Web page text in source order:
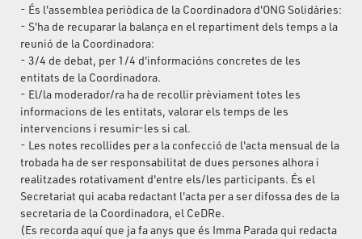
- És l'assemblea periòdica de la Coordinadora d'ONG Solidàries:
- S'ha de recuparar la balança en el repartiment dels temps a la
reunió de la Coordinadora:
- 3/4 de debat, per 1/4 d'informacións concretes de les
entitats de la Coordinadora.
- El/la moderador/ra ha de recollir prèviament totes les
informacions de les entitats, valorar els temps de les
intervencions i resumir-les si cal.
- Les notes recollides per a la confecció de l'acta mensual de la
trobada ha de ser responsabilitat de dues persones alhora i
realitzades rotativament d'entre els/les participants. És el
Secretariat qui acaba redactant l'acta per a ser difossa des de la
secretaria de la Coordinadora, el CeDRe.
(Es recorda aquí que ja fa anys que és Imma Parada qui redacta